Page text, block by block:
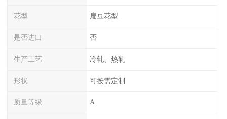
花型 扁豆花型
是否进口 否
生产工艺 冷轧、热轧
形状 可按需定制
质量等级 A